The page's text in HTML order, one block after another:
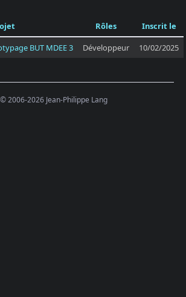
Rôles
Inscrit le
BUT MDEE 3
Développeur 10/02/2025
© 2006-2026 Jean-Philippe Lang